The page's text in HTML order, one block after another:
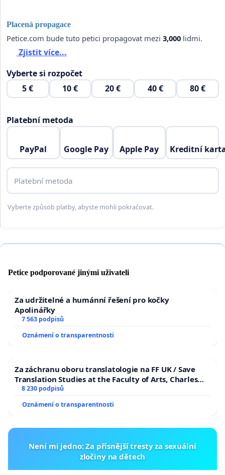
Placená propagace
Petice.com bude tuto petici propagovat mezi 3,000 lidmi.
Zjistit více...
Vyberte si rozpočet
5 €
10 € 20 € 40 € 80 €
Platební metoda
PayPal Google Pay Apple Pay Kreditní
Platební metoda
Vyberte způsob platby, abyste mohli pokračovat.
Petice podporované jinými uživateli
Za udržitelné a humánní řešení pro kočky
Apolinářky
7 563 podpisů
Oznámení o transparentnosti
Za záchranu oboru translatologie na FF UK / Save
Translation Studies at the Faculty of Arts, Charles
University
8 230 podpisů
Oznámení o transparentnosti
Není mi jedno: Za přísnější tresty za sexuální
zločiny na dětech